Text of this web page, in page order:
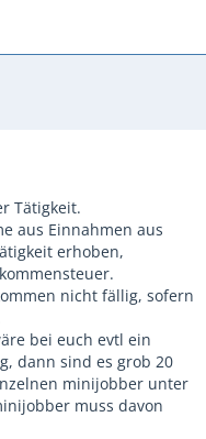
Tätigkeit.
aus Einnahmen aus
erhoben,
nicht fällig, sofern
bei euch evtl ein
dann sind es grob 20
minijobber unter
muss davon